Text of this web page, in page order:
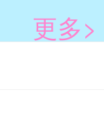
更多>